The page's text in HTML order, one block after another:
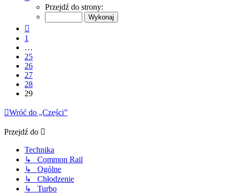
29
Przejdź do strony:
1
…
25
26
27
28
29
Wróć do „Części”
Przejdź do
Technika
↳ Common Rail
↳ Ogólne
↳ Chłodzenie
↳ Turbo